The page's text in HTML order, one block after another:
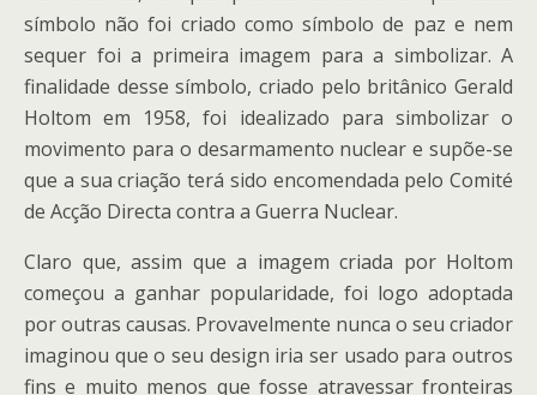
símbolo não foi criado como símbolo de paz e nem
sequer foi a primeira imagem para a simbolizar. A
finalidade desse símbolo, criado pelo britânico Gerald
Holtom em 1958, foi idealizado para simbolizar o
movimento para o desarmamento nuclear e supõe-se
que a sua criação terá sido encomendada pelo Comité
de Acção Directa contra a Guerra Nuclear.
Claro que, assim que a imagem criada por Holtom
começou a ganhar popularidade, foi logo adoptada
por outras causas. Provavelmente nunca o seu criador
imaginou que o seu design iria ser usado para outros
fins e muito menos que fosse atravessar fronteiras